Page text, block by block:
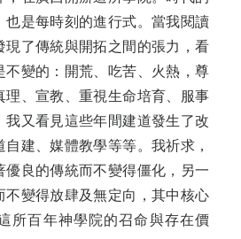
也是每時刻的進行式。當我閱讀
現了傳統與開拓之間的張力，看
不變的：開荒、吃苦、火熱，尊
理、宣教、重視生命培育、服事
我又看見這些年間建道發生了改
建、媒體教學等等。我祈求，
優良的傳統而不變得僵化，另一
不變得放肆及無定向，其中核心
所百年神學院的召命與存在價